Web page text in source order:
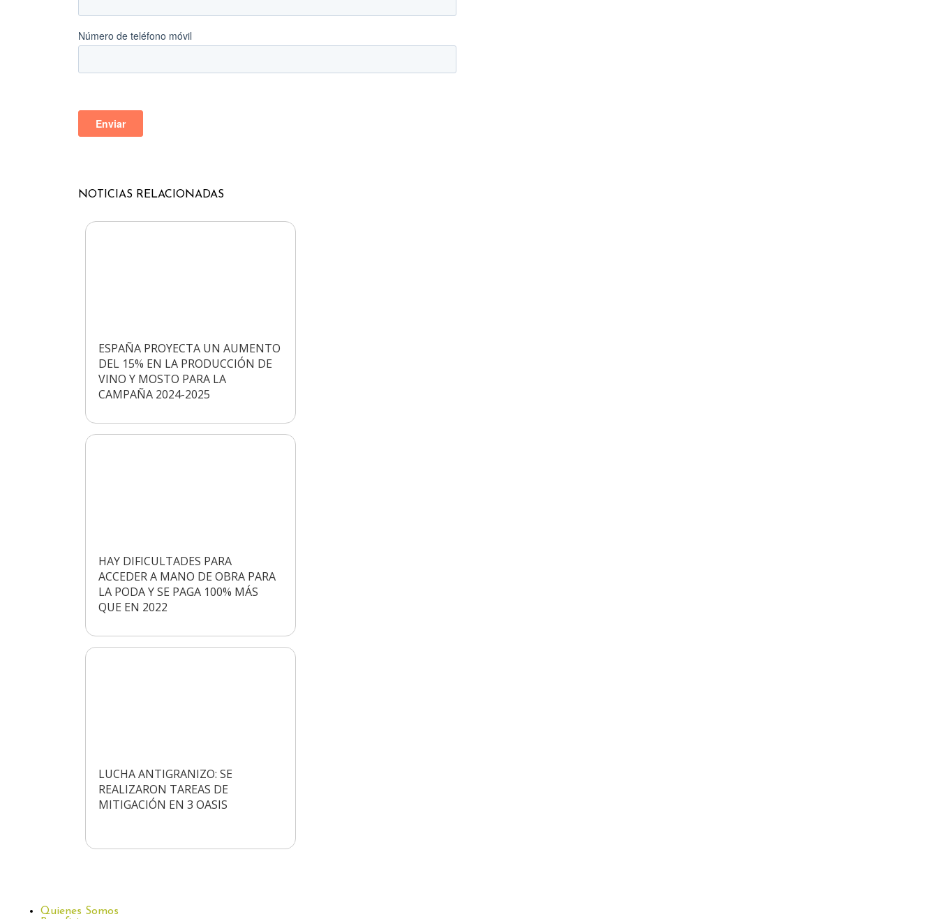
NOTICIAS RELACIONADAS
ESPAÑA PROYECTA UN AUMENTO
DEL 15% EN LA PRODUCCIÓN DE
VINO Y MOSTO PARA LA
CAMPAÑA 2024-2025
HAY DIFICULTADES PARA
ACCEDER A MANO DE OBRA PARA
LA PODA Y SE PAGA 100% MÁS
QUE EN 2022
LUCHA ANTIGRANIZO: SE
REALIZARON TAREAS DE
MITIGACIÓN EN 3 OASIS
Quienes Somos